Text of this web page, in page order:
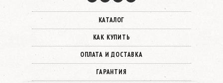
КАТАЛОГ
КАК КУПИТЬ
ОПЛАТА И ДОСТАВКА
ГАРАНТИЯ